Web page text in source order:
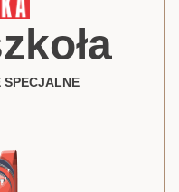
SPECJALNE